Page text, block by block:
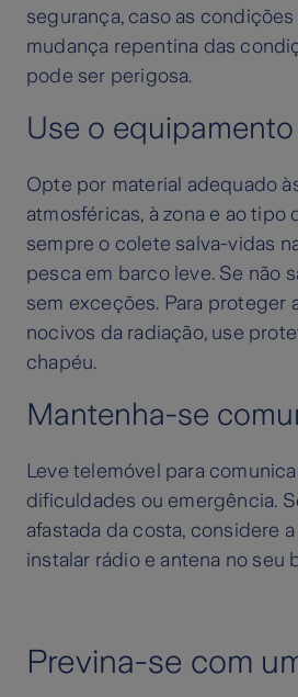
segurança, caso as
mudança repentina das
pode ser perigosa.
Use o
Opte por material adequado
atmosféricas, à zona e ao tipo
sempre o colete salva-vidas
pesca em barco leve. Se não
sem exceções. Para proteger
nocivos da radiação, use
chapéu.
Mantenha-se
Leve telemóvel para
dificuldades ou emergência.
afastada da costa, considere
instalar rádio e antena no seu
Previna-se com